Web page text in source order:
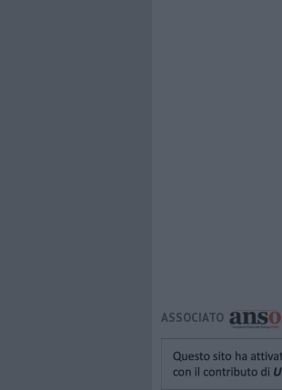
ASSOCIATO